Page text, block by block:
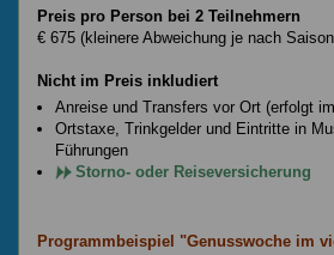
Preis pro Person bei 2 Teilnehmern
€ 675 (kleinere Abweichung je nach
Nicht im Preis inkludiert
Anreise und Transfers vor Ort (erfolgt
Ortstaxe, Trinkgelder und Eintritte in
Führungen
Storno- oder Reiseversicherung
Programmbeispiel "Genusswoche im